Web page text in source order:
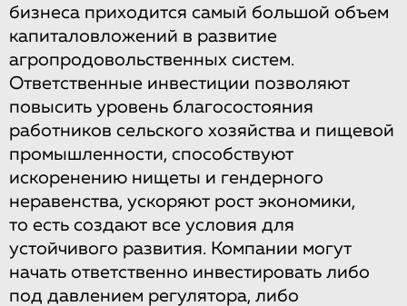
бизнеса приходится самый большой объем
капиталовложений в развитие
агропродовольственных систем.
Ответственные инвестиции позволяют
повысить уровень благосостояния
работников сельского хозяйства и пищевой
промышленности, способствуют
искоренению нищеты и гендерного
неравенства, ускоряют рост экономики,
то есть создают все условия для
устойчивого развития. Компании могут
начать ответственно инвестировать либо
под давлением регулятора, либо